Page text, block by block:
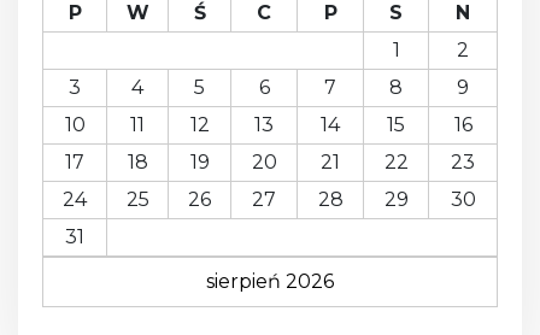
sierpień 2026
P W Ś C P S
N
1
2
3
4 5 6 7 8
9
10
11 12 13 14 15
16
17
18 19 20 21 22
23
24
25 26 27 28 29
30
31